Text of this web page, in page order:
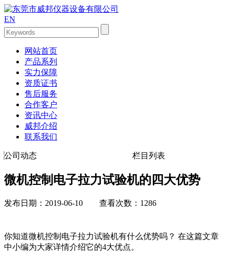
EN
网站首页
产品系列
实力保障
资质证书
售后服务
合作客户
资讯中心
威邦介绍
联系我们
公司动态 栏目列表
微机控制电子拉力试验机的四大优势
发布日期：2019-06-10 查看次数：1286
你知道微机控制电子拉力试验机有什么优势吗？ 在这篇文章
中小编为大家详情介绍它的4大优点。